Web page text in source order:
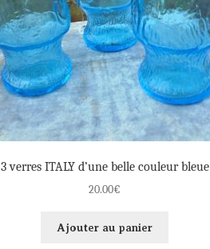
3 verres ITALY d’une belle couleur bleue
20.00€
Ajouter au panier